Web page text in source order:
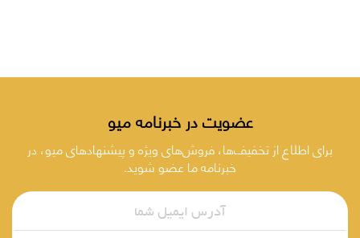
عضویت در خبرنامه میو
برای اطلاع از تخفیف‌ها، فروش‌های ویژه و پیشنهادهای میو، در
خبرنامه ما عضو شوید.